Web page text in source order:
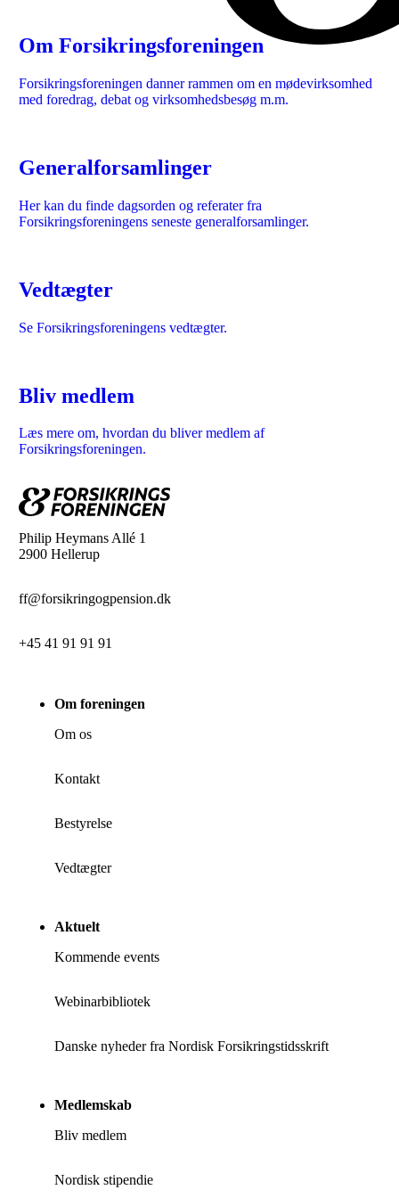
Om Forsikringsforeningen
​Forsikringsforeningen danner rammen om en mødevirksomhed
med foredrag, debat og virksomhedsbesøg m.m.
Generalforsamlinger
Her kan du finde dagsorden og referater fra
Forsikringsforeningens seneste generalforsamlinger.
Vedtægter
Se Forsikringsforeningens vedtægter.
Bliv medlem
Læs mere om, hvordan du bliver medlem af
Forsikringsforeningen.
Philip Heymans Allé 1
2900 Hellerup
ff@forsikringogpension.dk
+45 41 91 91 91
Om foreningen
Om os
Kontakt
Bestyrelse
Vedtægter
Aktuelt
Kommende events
Webinarbibliotek
Danske nyheder fra Nordisk Forsikringstidsskrift
Medlemskab
Bliv medlem
Nordisk stipendie